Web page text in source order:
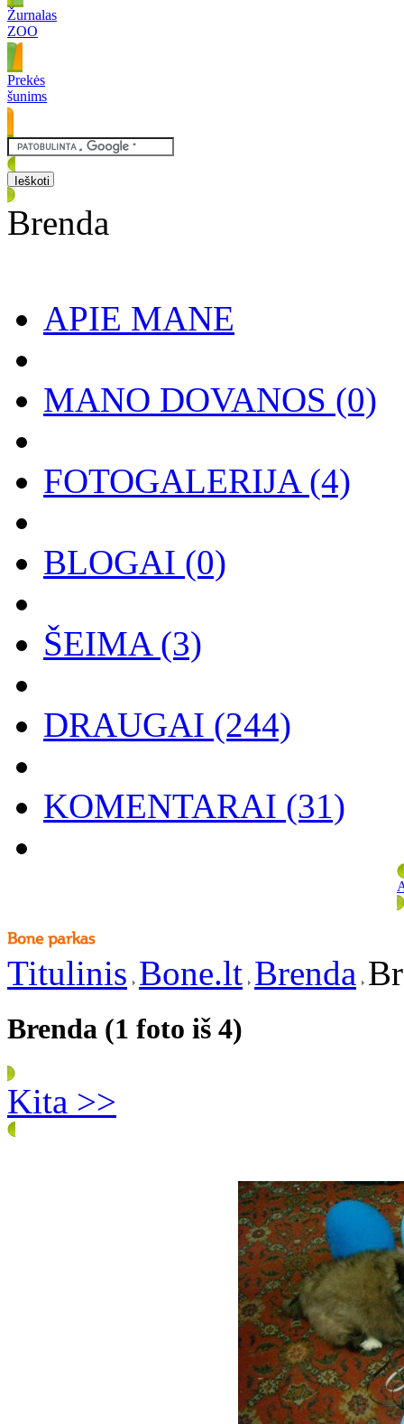
Žurnalas
ZOO
Prekės
šunims
Brenda
APIE MANE
MANO DOVANOS (0)
FOTOGALERIJA(4)
BLOGAI (0)
ŠEIMA(3)
DRAUGAI (244)
KOMENTARAI (31)
Titulinis Bone.lt Brenda
Brenda (1 foto iš 4)
Kita >>